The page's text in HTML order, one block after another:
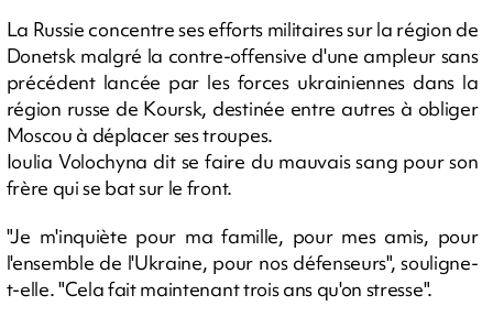
La Russie concentre ses efforts militaires sur la région de
Donetsk malgré la contre-offensive d'une ampleur sans
précédent lancée par les forces ukrainiennes dans la
région russe de Koursk, destinée entre autres à obliger
Moscou à déplacer ses troupes.
Ioulia Volochyna dit se faire du mauvais sang pour son
frère qui se bat sur le front.
"Je m'inquiète pour ma famille, pour mes amis, pour
l'ensemble de l'Ukraine, pour nos défenseurs", souligne-
t-elle. "Cela fait maintenant trois ans qu'on stresse".